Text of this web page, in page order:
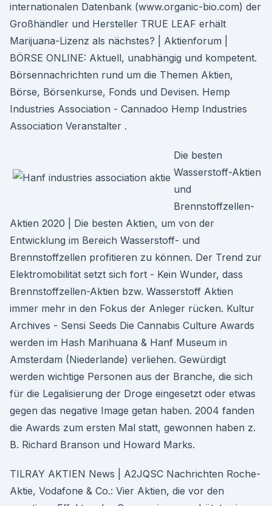
internationalen Datenbank (www.organic-bio.com) der
Großhändler und Hersteller TRUE LEAF erhält
Marijuana-Lizenz als nächstes? | Aktienforum |
BÖRSE ONLINE: Aktuell, unabhängig und kompetent.
Börsennachrichten rund um die Themen Aktien,
Börse, Börsenkurse, Fonds und Devisen. Hemp
Industries Association - Cannadoo Hemp Industries
Association Veranstalter .
Die besten
Wasserstoff-Aktien
und
Brennstoffzellen-
Aktien 2020 | Die besten Aktien, um von der
Entwicklung im Bereich Wasserstoff- und
Brennstoffzellen profitieren zu können. Der Trend zur
Elektromobilität setzt sich fort - Kein Wunder, dass
Brennstoffzellen-Aktien bzw. Wasserstoff Aktien
immer mehr in den Fokus der Anleger rücken. Kultur
Archives - Sensi Seeds Die Cannabis Culture Awards
werden im Hash Marihuana & Hanf Museum in
Amsterdam (Niederlande) verliehen. Gewürdigt
werden wichtige Personen aus der Branche, die sich
für die Legalisierung der Droge eingesetzt oder etwas
gegen das negative Image getan haben. 2004 fanden
die Awards zum ersten Mal statt, gewonnen haben z.
B. Richard Branson und Howard Marks.
TILRAY AKTIEN News | A2JQSC Nachrichten Roche-
Aktie, Vodafone & Co.: Vier Aktien, die vor den